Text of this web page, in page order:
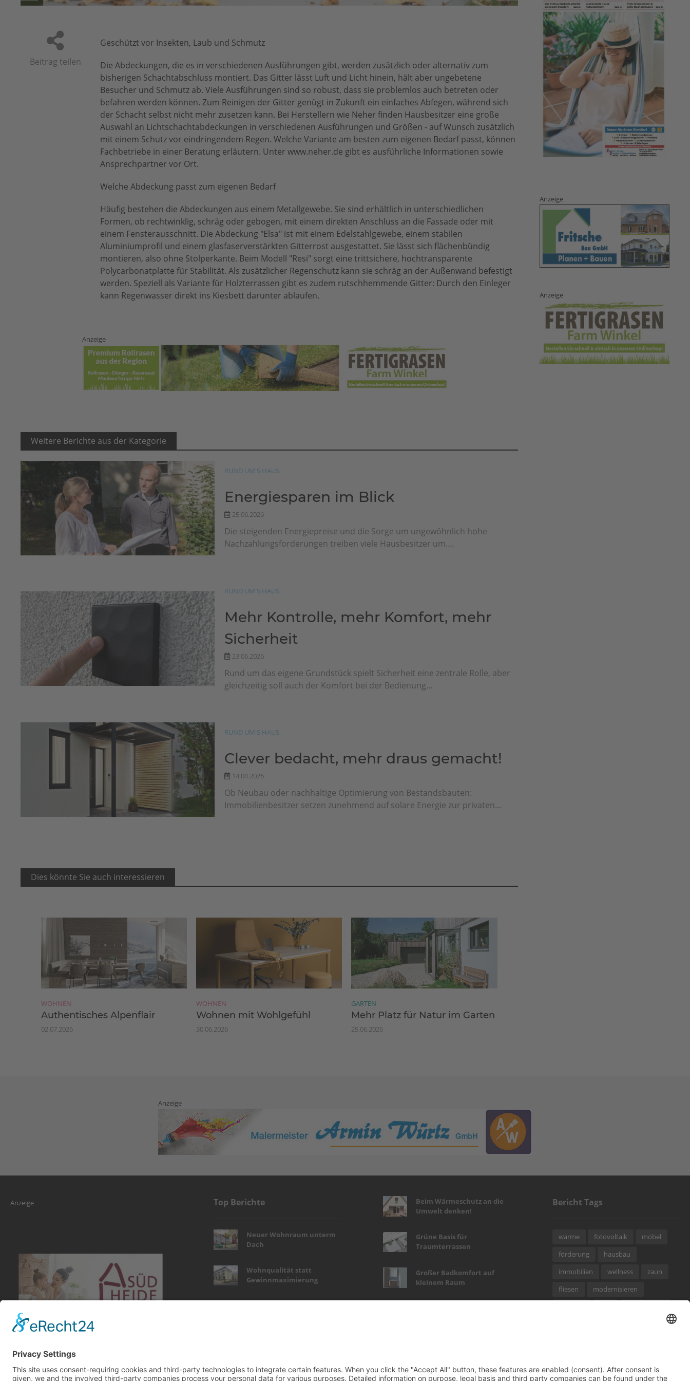
Beitrag teilen
Geschützt vor Insekten, Laub und Schmutz
Die Abdeckungen, die es in verschiedenen Ausführungen gibt, werden zusätzlich oder alternativ zum
bisherigen Schachtabschluss montiert. Das Gitter lässt Luft und Licht hinein, hält aber ungebetene
Besucher und Schmutz ab. Viele Ausführungen sind so robust, dass sie problemlos auch betreten oder
befahren werden können. Zum Reinigen der Gitter genügt in Zukunft ein einfaches Abfegen, während sich
der Schacht selbst nicht mehr zusetzen kann. Bei Herstellern wie Neher finden Hausbesitzer eine große
Auswahl an Lichtschachtabdeckungen in verschiedenen Ausführungen und Größen - auf Wunsch zusätzlich
mit einem Schutz vor eindringendem Regen. Welche Variante am besten zum eigenen Bedarf passt, können
Fachbetriebe in einer Beratung erläutern. Unter www.neher.de gibt es ausführliche Informationen sowie
Ansprechpartner vor Ort.
Welche Abdeckung passt zum eigenen Bedarf
Häufig bestehen die Abdeckungen aus einem Metallgewebe. Sie sind erhältlich in unterschiedlichen
Formen, ob rechtwinklig, schräg oder gebogen, mit einem direkten Anschluss an die Fassade oder mit
einem Fensterausschnitt. Die Abdeckung "Elsa" ist mit einem Edelstahlgewebe, einem stabilen
Aluminiumprofil und einem glasfaserverstärkten Gitterrost ausgestattet. Sie lässt sich flächenbündig
montieren, also ohne Stolperkante. Beim Modell "Resi" sorgt eine trittsichere, hochtransparente
Polycarbonatplatte für Stabilität. Als zusätzlicher Regenschutz kann sie schräg an der Außenwand befestigt
werden. Speziell als Variante für Holzterrassen gibt es zudem rutschhemmende Gitter: Durch den Einleger
kann Regenwasser direkt ins Kiesbett darunter ablaufen.
Anzeige
Weitere Berichte aus der Kategorie
RUND UM'S HAUS
Energiesparen im Blick
25.06.2026
Die steigenden Energiepreise und die Sorge um ungewöhnlich hohe
Nachzahlungsforderungen treiben viele Hausbesitzer um....
RUND UM'S HAUS
Mehr Kontrolle, mehr Komfort, mehr
Sicherheit
23.06.2026
Rund um das eigene Grundstück spielt Sicherheit eine zentrale Rolle, aber
gleichzeitig soll auch der Komfort bei der Bedienung...
RUND UM'S HAUS
Clever bedacht, mehr draus gemacht!
14.04.2026
Ob Neubau oder nachhaltige Optimierung von Bestandsbauten:
Immobilienbesitzer setzen zunehmend auf solare Energie zur privaten...
Dies könnte Sie auch interessieren
WOHNEN
Authentisches Alpenflair
02.07.2026
WOHNEN
Wohnen mit Wohlgefühl
30.06.2026
GARTEN
Mehr Platz für Natur im Garten
25.06.2026
Anzeige
Anzeige
Anzeige
Anzeige Top Berichte
Neuer Wohnraum unterm
Dach
Wohnqualität statt
Gewinnmaximierung
Beim Wärmeschutz an die
Umwelt denken!
Grüne Basis für
Traumterrassen
Großer Badkomfort auf
kleinem Raum
Bericht Tags
wärme fotovoltaik
möbel
förderung
hausbau
immobilien
wellness
zaun
fliesen
modernisieren
türen